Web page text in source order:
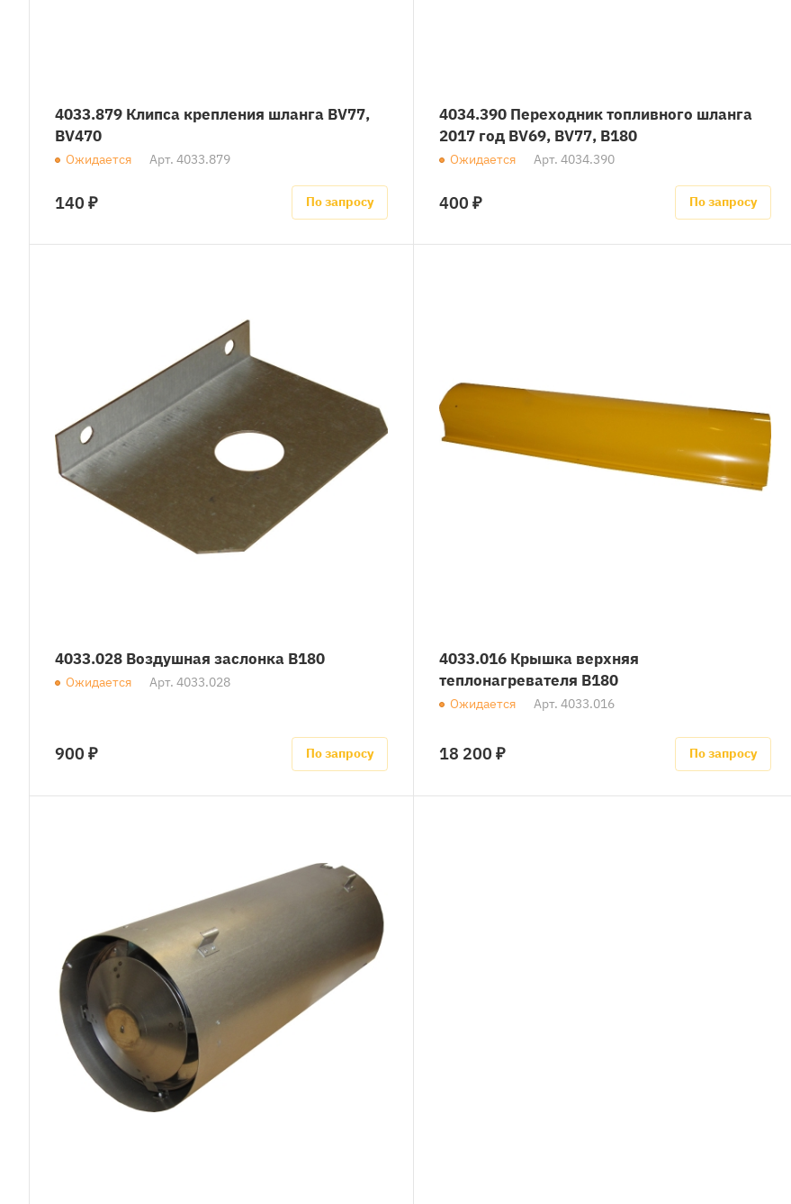
4033.879 Клипса крепления шланга BV77,
BV470
Ожидается Арт. 4033.879
140 ₽ По запросу
4034.390 Переходник топливного шланга
2017 год BV69, BV77, B180
Ожидается Арт. 4034.390
400 ₽ По запросу
4033.028 Воздушная заслонка B180
Ожидается Арт. 4033.028
900 ₽ По запросу
4033.016 Крышка верхняя
теплонагревателя B180
Ожидается Арт. 4033.016
18 200 ₽ По запросу